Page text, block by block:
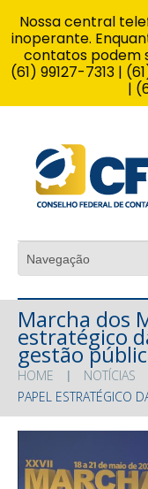
Marcha dos
estratégico
gestão
HOME NOTÍCIAS
PAPEL ESTRATÉGICO
Nossa central
inoperante.
contatos podem
(61) 99127-7313 |
|